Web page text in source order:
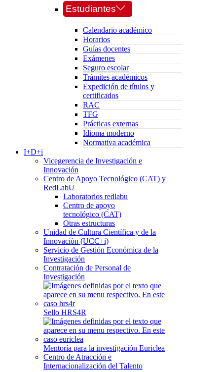
Estudiantes
Calendario académico
Horarios
Guías docentes
Exámenes
Seguro escolar
Trámites académicos
Expedición de títulos y
certificados
RAC
TFG
Prácticas externas
Idioma moderno
Normativa académica
I+D+i
Vicegerencia de Investigación e
Innovación
Centro de Apoyo Tecnológico (CAT) y
RedLabU
Laboratorios redlabu
Centro de apoyo
tecnológico (CAT)
Otras estructuras
Unidad de Cultura Científica y de la
Innovación (UCC+i)
Servicio de Gestión Económica de la
Investigación
Contratación de Personal de
Investigación
Sello HRS4R
Mentoría para la investigación Euriclea
Centro de Atracción e
Internacionalización del Talento